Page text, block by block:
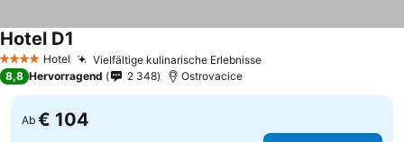
4 Sterne Hotel Vielfältige kulinarische Erlebnisse
Hotel D1
8,8 Hervorragend 2 348 Ostrovacice
Ab € 104